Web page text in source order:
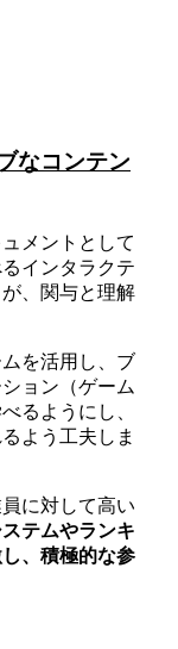
なコンテン
メントとして
インタラクテ
、関与と理解
を活用し、ブ
ョン（ゲーム
るようにし、
よう工夫しま
に対して高い
テムやランキ
、積極的な参